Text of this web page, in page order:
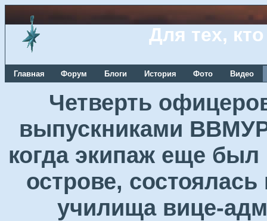
Для тех,
Главная Форум Блоги История Фото Видео
Четверть
выпускниками
когда экипаж еще был
острове,
училища вице-